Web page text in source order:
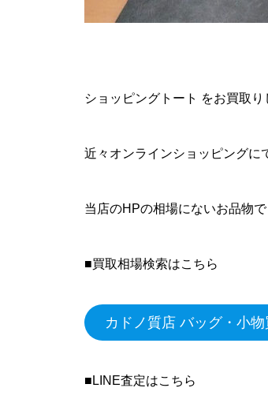
ショッピングトート をお買取り
近々オンラインショッピングに
当店のHPの相場にないお品物
■買取相場検索はこちら
カドノ質店 バッグ・小
■LINE査定はこちら